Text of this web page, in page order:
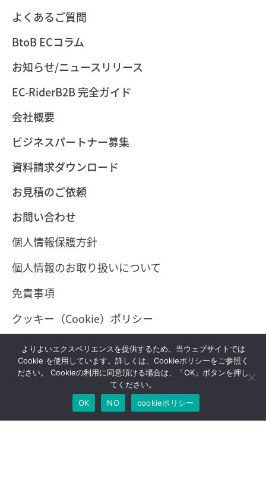
よくあるご質問
BtoB ECコラム
お知らせ/ニュースリリース
EC-RiderB2B 完全ガイド
会社概要
ビジネスパートナー募集
資料請求ダウンロード
お見積のご依頼
お問い合わせ
個人情報保護方針
個人情報のお取り扱いについて
免責事項
クッキー（Cookie）ポリシー
Copyright © FLIGHT SOLUTIONS,inc. All rights reserved.
よりよいエクスペリエンスを提供するため、当ウェブサイトでは
Cookie を使用しています。詳しくは、Cookieポリシーをご参照く
ださい。 Cookieの利用に同意頂ける場合は、「OK」ボタンを押し
てください。
OK
NO cookieポリシー